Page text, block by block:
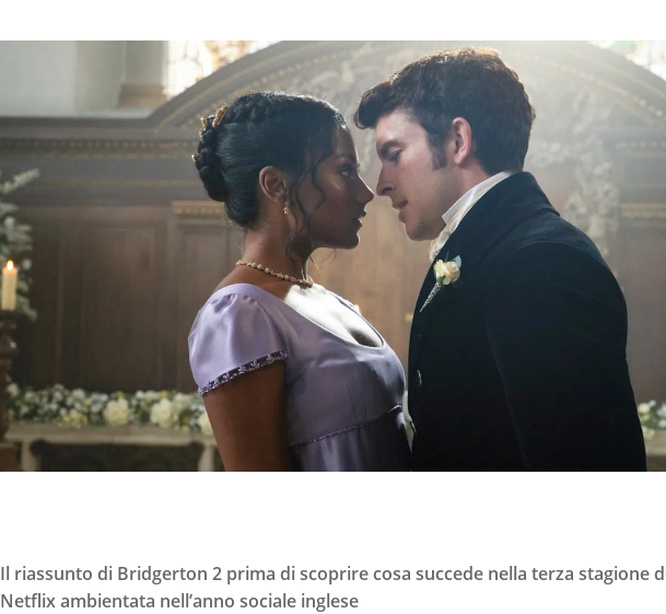
Il riassunto di Bridgerton 2 prima di scoprire cosa succede nella terza stagione
Netflixambientata nell’anno sociale inglese